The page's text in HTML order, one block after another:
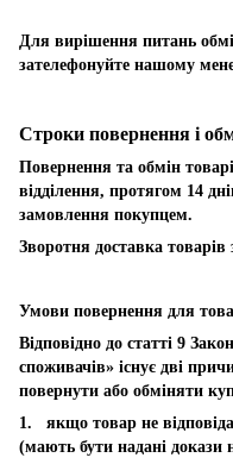
Для вирішення питань
зателефонуйте нашому
Строки повернення і
Повернення та обмін
відділення, протягом 14
замовлення покупцем.
Зворотня доставка
Умови повернення для
Відповідно до статті 9
споживачів» існує дві
повернути або обміняти
1. якщо товар не
(мають бути надані докази